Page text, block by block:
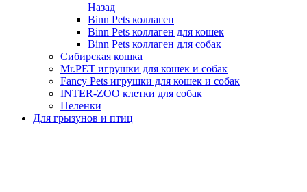
Назад
Binn Pets коллаген
Binn Pets коллаген для кошек
Binn Pets коллаген для собак
Сибирская кошка
Mr.PET игрушки для кошек и собак
Fancy Pets игрушки для кошек и собак
INTER-ZOO клетки для собак
Пеленки
Для грызунов и птиц